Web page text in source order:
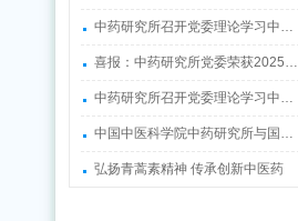
中药研究所召开党委理论学习中…
喜报：中药研究所党委荣获2025…
中药研究所召开党委理论学习中…
中国中医科学院中药研究所与国…
弘扬青蒿素精神 传承创新中医药